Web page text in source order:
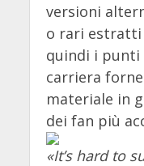
versioni
o rari
quindi i
carriera
materiale in
dei fan più
«It’s hard to